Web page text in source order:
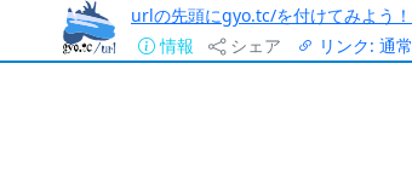
urlの先頭にgyo.tc/を付けてみよう！
情報
シェア リンク: 通常